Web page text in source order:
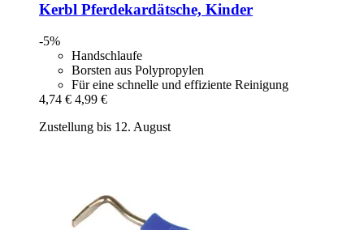
Kerbl Pferdekardätsche, Kinder
-5%
Handschlaufe
Borsten aus Polypropylen
Für eine schnelle und effiziente Reinigung
4,74 € 4,99 €
Zustellung bis 12. August